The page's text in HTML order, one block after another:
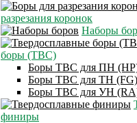
разрезания коронок
Наборы
боры (ТВС)
Боры ТВС для ПН
Боры ТВС для ТН (FG)
Боры ТВС для УН
финиры